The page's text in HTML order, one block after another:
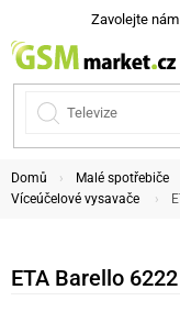
Zavolejte nám
Domů Malé spotřebiče
Víceúčelové vysavače
ETA Barello